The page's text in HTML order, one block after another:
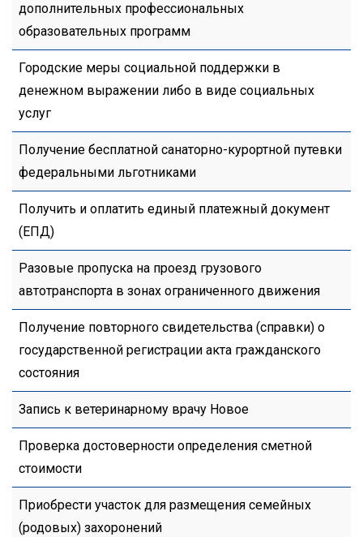
дополнительных профессиональных
образовательных программ
Городские меры социальной поддержки в
денежном выражении либо в виде социальных
услуг
Получение бесплатной санаторно-курортной путевки
федеральными льготниками
Получить и оплатить единый платежный документ
(ЕПД)
Разовые пропуска на проезд грузового
автотранспорта в зонах ограниченного движения
Получение повторного свидетельства (справки) о
государственной регистрации акта гражданского
состояния
Запись к ветеринарному врачу Новое
Проверка достоверности определения сметной
стоимости
Приобрести участок для размещения семейных
(родовых) захоронений